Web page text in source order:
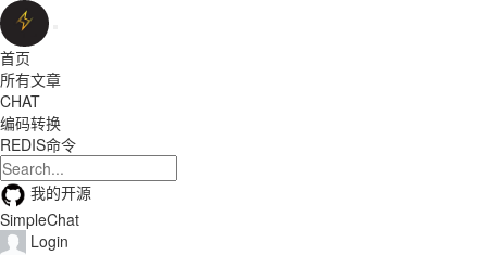
首页
所有文章
CHAT
编码转换
REDIS命令
我的开源
SimpleChat
Login